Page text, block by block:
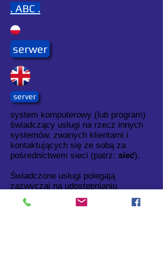
. ABC .
serwer
server
system komputerowy (lub program)
świadczący usługi na rzecz innych
systemów, zwanych klientami i
kontaktujących się ze sobą za
pośrednictwem sieci (patrz: sieć).
Świadczone usługi polegają
zazwyczaj na udostępnianiu
pewnych zasobów innym
komputerom lub pośredniczeniu w